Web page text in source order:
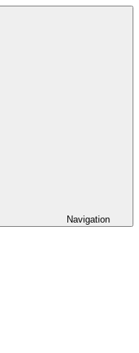
Navigation